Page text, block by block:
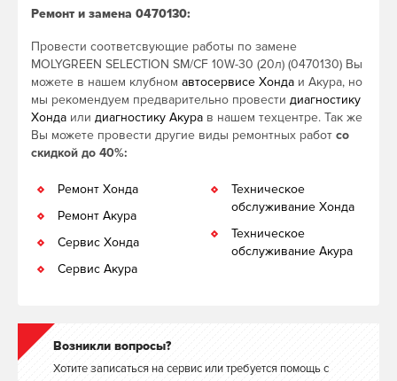
Ремонт и замена 0470130:
Провести соответсвующие работы по замене
MOLYGREEN SELECTION SM/CF 10W-30 (20л) (0470130) Вы
можете в нашем клубном автосервисе Хонда и Акура, но
мы рекомендуем предварительно провести диагностику
Хонда или диагностику Акура в нашем техцентре. Так же
Вы можете провести другие виды ремонтных работ со
скидкой до 40%:
Ремонт Хонда
Ремонт Акура
Сервис Хонда
Сервис Акура
Техническое
обслуживание Хонда
Техническое
обслуживание Акура
Возникли вопросы?
Хотите записаться на сервис или требуется помощь с